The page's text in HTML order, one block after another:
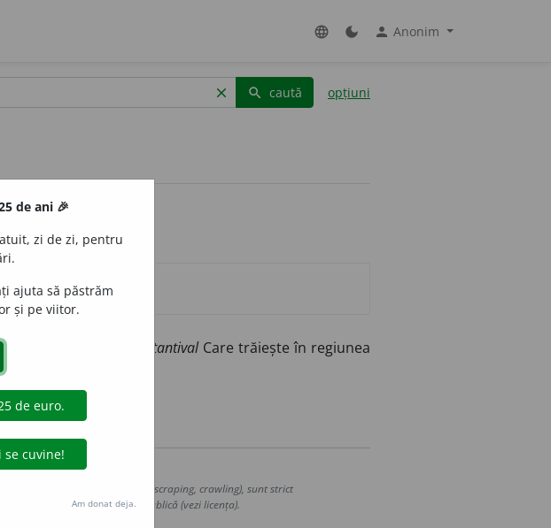
language dark_mode person Anonim
clear search caută opțiuni
codrilor. 3) și substantivalCare trăiește în regiunea
dexonline.ro)
de extragere automată (web scraping, crawling), sunt strict
oferite oficial spre utilizare publică (vezi licența).
de ani 🎉
zi de zi, pentru
ajuta să păstrăm
și pe viitor.
Am donat deja.